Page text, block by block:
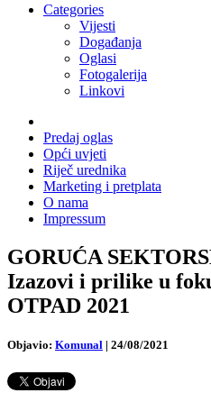
Categories
Vijesti
Događanja
Oglasi
Fotogalerija
Linkovi
Predaj oglas
Opći uvjeti
Riječ urednika
Marketing i pretplata
O nama
Impressum
GORUĆA
Izazovi i prilike u
OTPAD 2021
Objavio: Komunal | 24/08/2021